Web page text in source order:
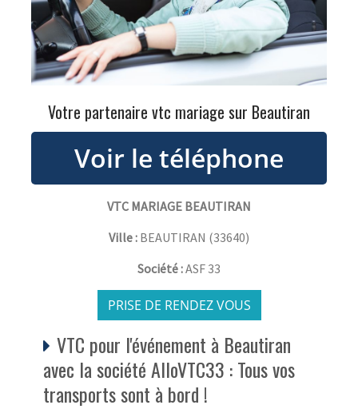
Votre partenaire vtc mariage sur Beautiran
VTC MARIAGE BEAUTIRAN
Ville : BEAUTIRAN (33640)
Société :ASF 33
PRISE DE RENDEZ VOUS
VTC pour l'événement à Beautiran
avec la société AlloVTC33 : Tous vos
transports sont à bord !